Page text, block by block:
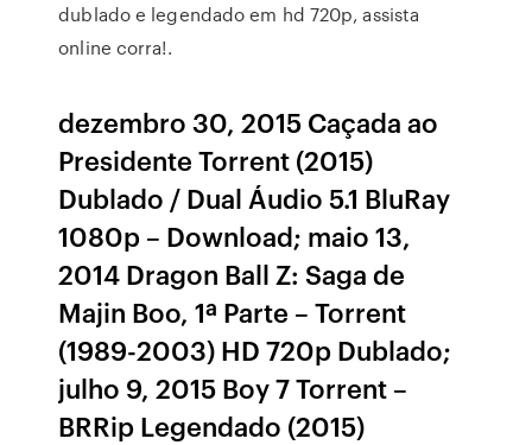
dublado e legendado em hd 720p, assista
online corra!.
dezembro 30, 2015 Caçada ao
Presidente Torrent (2015)
Dublado / Dual Áudio 5.1 BluRay
1080p – Download; maio 13,
2014 Dragon Ball Z: Saga de
Majin Boo, 1ª Parte – Torrent
(1989-2003) HD 720p Dublado;
julho 9, 2015 Boy 7 Torrent –
BRRip Legendado (2015)